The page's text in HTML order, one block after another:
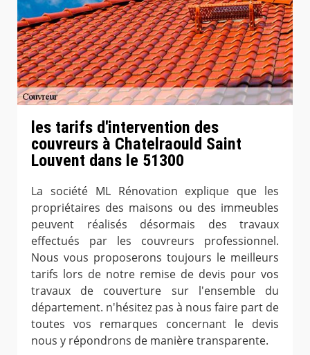
les tarifs d'intervention des
couvreurs à Chatelraould Saint
Louvent dans le 51300
La société ML Rénovation explique que les
propriétaires des maisons ou des immeubles
peuvent réalisés désormais des travaux
effectués par les couvreurs professionnel.
Nous vous proposerons toujours le meilleurs
tarifs lors de notre remise de devis pour vos
travaux de couverture sur l'ensemble du
département. n'hésitez pas à nous faire part de
toutes vos remarques concernant le devis
nous y répondrons de manière transparente.